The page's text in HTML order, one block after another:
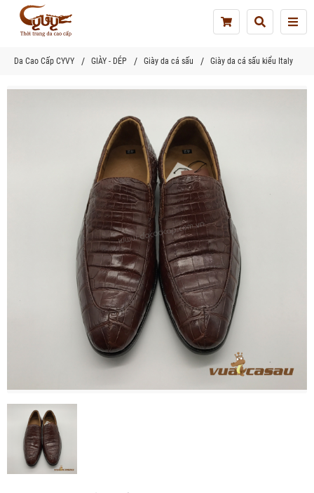
Da Cao Cấp CYVY GIÀY - DÉP Giày da cá sấu Giày da cá sấu kiểu Italy